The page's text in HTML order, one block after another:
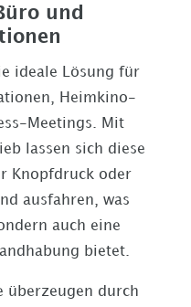
und
ideale Lösung für
Heimkino-
Meetings. Mit
lassen sich diese
Knopfdruck oder
ausfahren, was
auch eine
bietet.
überzeugen durch